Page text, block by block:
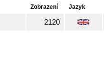
Zobrazení Jazyk
2120